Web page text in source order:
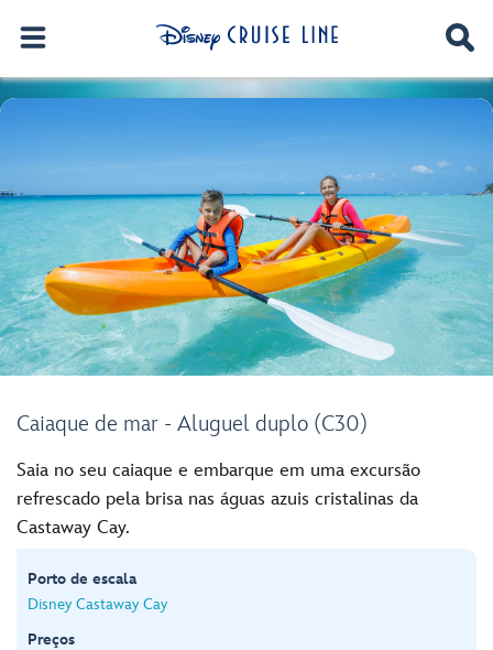
Caiaque de mar - Aluguel duplo (C30)
Saia no seu caiaque e embarque em uma excursão
refrescado pela brisa nas águas azuis cristalinas da
Castaway Cay.
Porto de escala
Disney Castaway Cay
Preços